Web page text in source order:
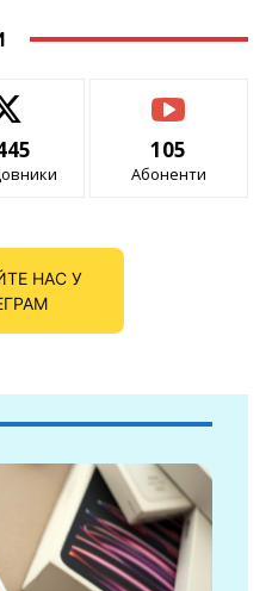
105
Абоненти
НАС У